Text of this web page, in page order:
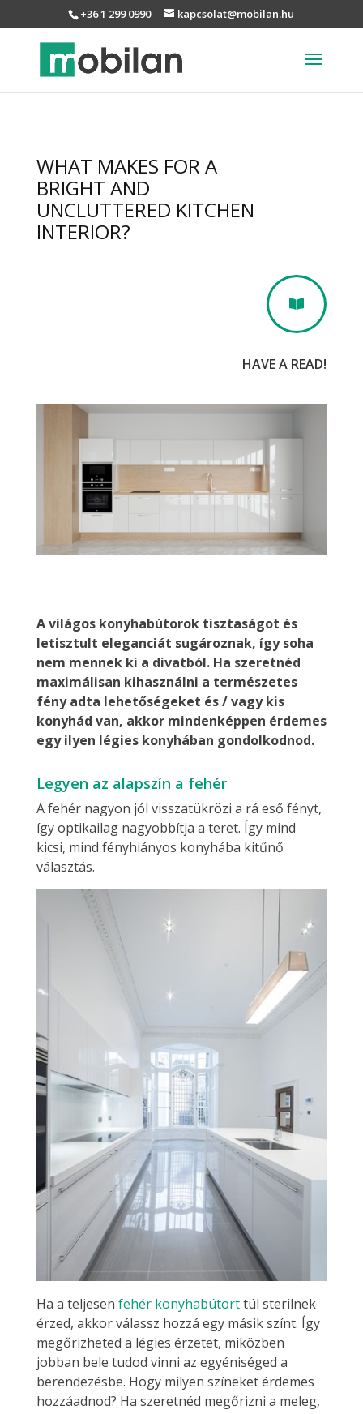
+36 1 299 0990 kapcsolat@mobilan.hu
WHAT MAKES FOR A
BRIGHT AND
UNCLUTTERED KITCHEN
INTERIOR?

HAVE A READ!
A világos konyhabútorok tisztaságot és
letisztult eleganciát sugároznak, így soha
nem mennek ki a divatból. Ha szeretnéd
maximálisan kihasználni a természetes
fény adta lehetőségeket és / vagy kis
konyhád van, akkor mindenképpen érdemes
egy ilyen légies konyhában gondolkodnod.
Legyen az alapszín a fehér
A fehér nagyon jól visszatükrözi a rá eső fényt,
így optikailag nagyobbítja a teret. Így mind
kicsi, mind fényhiányos konyhába kitűnő
választás.
Ha a teljesen fehér konyhabútorttúl sterilnek
érzed, akkor válassz hozzá egy másik színt. Így
megőrizheted a légies érzetet, miközben
jobban bele tudod vinni az egyéniséged a
berendezésbe. Hogy milyen színeket érdemes
hozzáadnod? Ha szeretnéd megőrizni a meleg,